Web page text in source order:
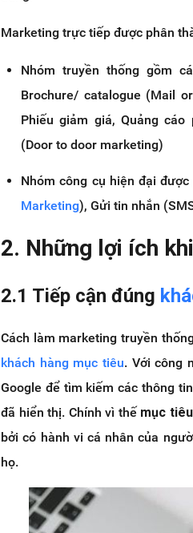
Marketing trực tiếp được phân
Nhóm truyền thống gồm
Brochure/ catalogue (Mail
Phiếu giảm giá, Quảng cáo
(Door to door marketing)
Nhóm công cụ hiện đại
Marketing), Gửi tin nhắn
2. Những lợi ích
2.1 Tiếp cận đúng
Cách làm marketing truyền
khách hàng mục tiêu. Với công
Google để tìm kiếm các thông
đã hiển thị. Chính vì thế mục
bởi có hành vi cá nhân của
họ.